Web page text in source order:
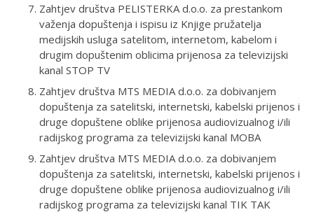
Zahtjev društva PELISTERKA d.o.o. za prestankom
važenja dopuštenja i ispisu iz Knjige pružatelja
medijskih usluga satelitom, internetom, kabelom i
drugim dopuštenim oblicima prijenosa za televizijski
kanal STOP TV
Zahtjev društva MTS MEDIA d.o.o. za dobivanjem
dopuštenja za satelitski, internetski, kabelski prijenos i
druge dopuštene oblike prijenosa audiovizualnog i/ili
radijskog programa za televizijski kanal MOBA
Zahtjev društva MTS MEDIA d.o.o. za dobivanjem
dopuštenja za satelitski, internetski, kabelski prijenos i
druge dopuštene oblike prijenosa audiovizualnog i/ili
radijskog programa za televizijski kanal TIK TAK